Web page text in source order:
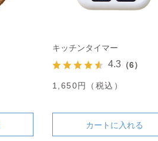
キッチンタイマー
4.3 （6）
1,650円（税込）
カートに入れる